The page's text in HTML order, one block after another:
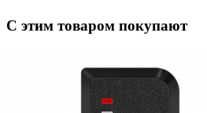
С этим товаром покупают